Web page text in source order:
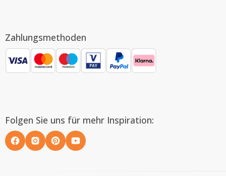
Zahlungsmethoden
Folgen Sie uns für mehr Inspiration: